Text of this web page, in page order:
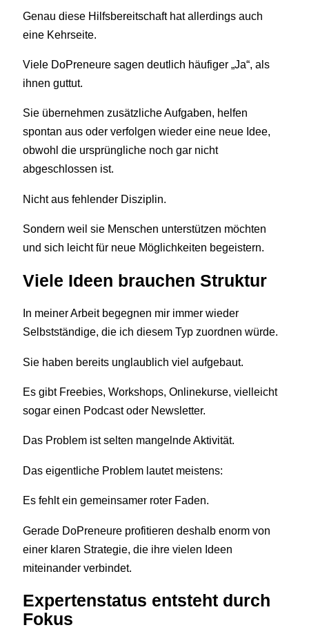
Genau diese Hilfsbereitschaft hat allerdings auch
eine Kehrseite.
Viele DoPreneure sagen deutlich häufiger „Ja“, als
ihnen guttut.
Sie übernehmen zusätzliche Aufgaben, helfen
spontan aus oder verfolgen wieder eine neue Idee,
obwohl die ursprüngliche noch gar nicht
abgeschlossen ist.
Nicht aus fehlender Disziplin.
Sondern weil sie Menschen unterstützen möchten
und sich leicht für neue Möglichkeiten begeistern.
Viele Ideen brauchen Struktur
In meiner Arbeit begegnen mir immer wieder
Selbstständige, die ich diesem Typ zuordnen würde.
Sie haben bereits unglaublich viel aufgebaut.
Es gibt Freebies, Workshops, Onlinekurse, vielleicht
sogar einen Podcast oder Newsletter.
Das Problem ist selten mangelnde Aktivität.
Das eigentliche Problem lautet meistens:
Es fehlt ein gemeinsamer roter Faden.
Gerade DoPreneure profitieren deshalb enorm von
einer klaren Strategie, die ihre vielen Ideen
miteinander verbindet.
Expertenstatus entsteht durch
Fokus